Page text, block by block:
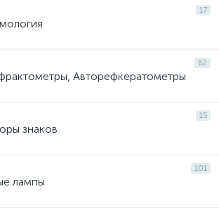
17
62
Авторефкератометры
15
знаков
101
лампы